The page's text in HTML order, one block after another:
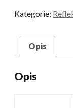
Kategorie:
Opis
Opis